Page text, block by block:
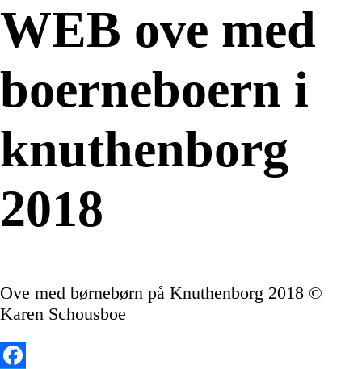
WEB ove med
boerneboern i
knuthenborg
2018
Ove med børnebørn på Knuthenborg 2018 ©
Karen Schousboe